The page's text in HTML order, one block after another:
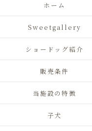
ホーム
Sweetgallery
ショードッグ紹介
販売条件
当施設の特徴
子犬